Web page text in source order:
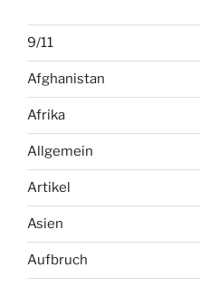
9/11
Afghanistan
Afrika
Allgemein
Artikel
Asien
Aufbruch